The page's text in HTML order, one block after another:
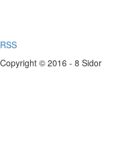
RSS
Copyright © 2016 - 8 Sidor